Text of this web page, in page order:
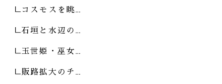
コスモスを眺…
石垣と水辺の…
玉世姫・巫女…
販路拡大のチ…